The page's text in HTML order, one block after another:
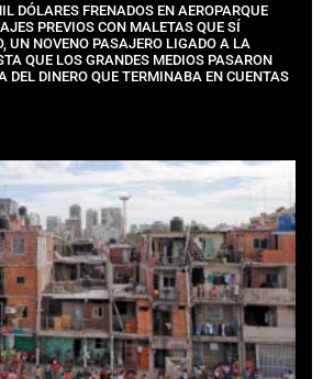
DÓLARES FRENADOS EN AEROPARQUE
PREVIOS CON MALETAS QUE SÍ
UN NOVENO PASAJERO LIGADO A LA
QUE LOS GRANDES MEDIOS PASARON
DEL DINERO QUE TERMINABA EN CUENTAS